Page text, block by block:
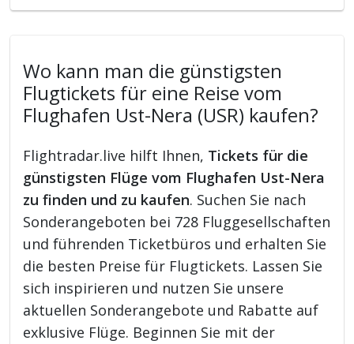
Wo kann man die günstigsten
Flugtickets für eine Reise vom
Flughafen Ust-Nera (USR) kaufen?
Flightradar.live hilft Ihnen, Tickets für die
günstigsten Flüge vom Flughafen Ust-Nera
zu finden und zu kaufen. Suchen Sie nach
Sonderangeboten bei 728 Fluggesellschaften
und führenden Ticketbüros und erhalten Sie
die besten Preise für Flugtickets. Lassen Sie
sich inspirieren und nutzen Sie unsere
aktuellen Sonderangebote und Rabatte auf
exklusive Flüge. Beginnen Sie mit der